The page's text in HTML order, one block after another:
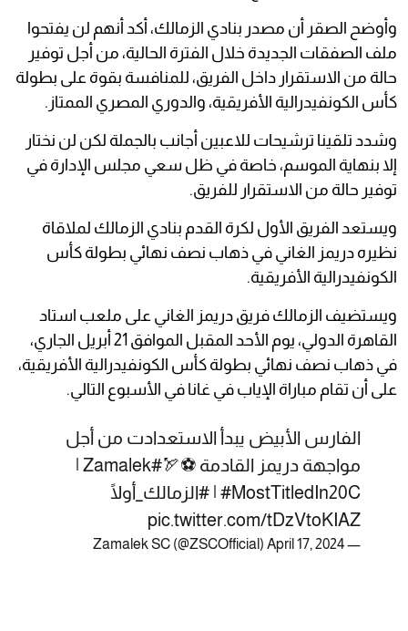
وأوضح الصقر أن مصدر بنادي الزمالك، أكد أنهم لن يفتحوا
ملف الصفقات الجديدة خلال الفترة الحالية، من أجل توفير
حالة من الاستقرار داخل الفريق، للمنافسة بقوة على بطولة
كأس الكونفيدرالية الأفريقية، والدوري المصري الممتاز.
وشدد تلقينا ترشيحات للاعبين أجانب بالجملة لكن لن نختار
إلا بنهاية الموسم، خاصة في ظل سعي مجلس الإدارة في
توفير حالة من الاستقرار للفريق.
ويستعد الفريق الأول لكرة القدم بنادي الزمالك لملاقاة
نظيره دريمز الغاني في ذهاب نصف نهائي بطولة كأس
الكونفيدرالية الأفريقية.
ويستضيف الزمالك فريق دريمز الغاني على ملعب استاد
القاهرة الدولي، يوم الأحد المقبل الموافق 21 أبريل الجاري،
في ذهاب نصف نهائي بطولة كأس الكونفيدرالية الأفريقية،
على أن تقام مباراة الإياب في غانا في الأسبوع التالي.
الفارس الأبيض يبدأ الاستعدادت من أجل
مواجهة دريمز القادمة ⚽️🏹#Zamalek
#MostTitledIn20C #الزمالك_أولًا
pic.twitter.com/tDzVtoKIAZ
— Zamalek SC (@ZSCOfficial)
April 17, 2024